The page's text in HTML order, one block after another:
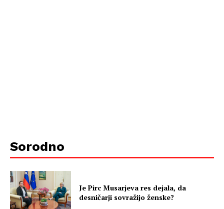
Sorodno
Je Pirc Musarjeva res dejala, da
desničarji sovražijo ženske?